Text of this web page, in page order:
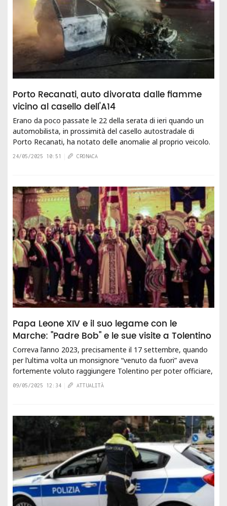
Porto Recanati, auto divorata dalle fiamme
vicino al casello dell'A14
Erano da poco passate le 22 della serata di ieri quando un
automobilista, in prossimità del casello autostradale di
Porto Recanati, ha notato delle anomalie al proprio veicolo.
Dopo essere uscito...
24/05/2025 10:51 CRONACA
Papa Leone XIV e il suo legame con le
Marche: "Padre Bob" e le sue visite a Tolentino
Correva l’anno 2023, precisamente il 17 settembre, quando
per l’ultima volta un monsignore “venuto da fuori” aveva
fortemente voluto raggiungere Tolentino per poter officiare,
come prefetto del...
09/05/2025 12:34 ATTUALITÀ